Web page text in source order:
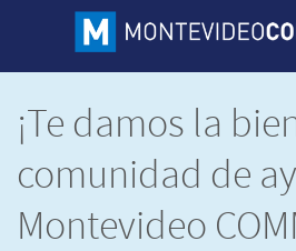
¡Te damos la
comunidad de
Montevideo